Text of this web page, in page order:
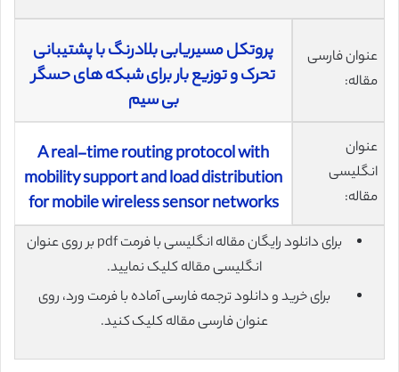
عنوان فارسی
مقاله:
پروتکل مسیریابی بلادرنگ با پشتیبانی
تحرک و توزیع بار برای شبکه های حسگر
بی سیم
عنوان
انگلیسی
مقاله:
A real-time routing protocol with
mobility support and load distribution
for mobile wireless sensor networks
برای دانلود رایگان مقاله انگلیسی با فرمت pdf بر روی عنوان
انگلیسی مقاله کلیک نمایید.
برای خرید و دانلود ترجمه فارسی آماده با فرمت ورد، روی
عنوان فارسی مقاله کلیک کنید.